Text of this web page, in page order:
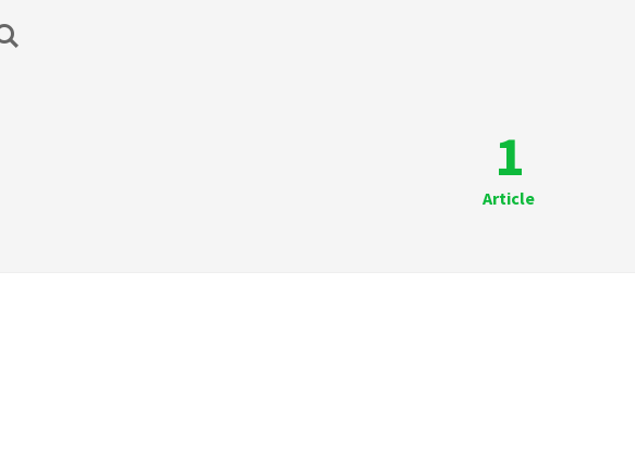
1
Article